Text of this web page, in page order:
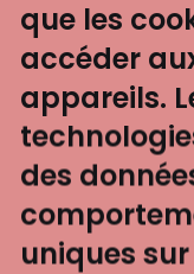
que les
accéder
appareils.
des
uniques
利士 forced
des
chiffres du